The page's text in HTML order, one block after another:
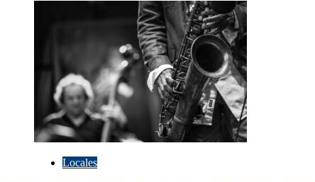
GUASONES
MOTORIZADO:
“HAY
MOMENTOS”
Locales